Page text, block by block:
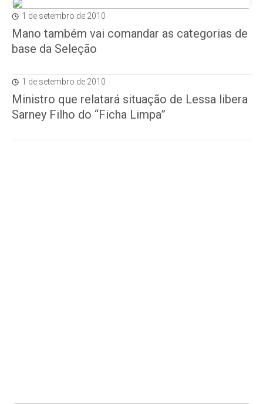
1 de setembro de 2010
Mano também vai comandar as categorias de
base da Seleção
1 de setembro de 2010
Ministro que relatará situação de Lessa libera
Sarney Filho do “Ficha Limpa”